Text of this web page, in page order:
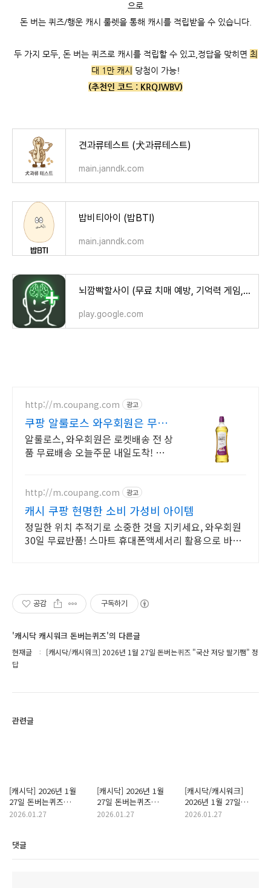
으로
돈 버는 퀴즈/행운 캐시 룰렛을 통해 캐시를 적립받을 수 있습니다.
두 가지 모두, 돈 버는 퀴즈로 캐시를 적립할 수 있고, 정답을 맞히면 최
대 1만 캐시
당첨이 가능!
(추천인 코드 : KRQJWBV)
견과류테스트 (犬과류테스트)
main.janndk.com
밥비티아이 (밥BTI)
main.janndk.com
뇌깜빡할사이 (무료 치매 예방, 기억력 게임, 뇌훈련) - Google Play 앱
play.google.com
http://m.coupang.com 광고
쿠팡 알룰로스 와우회원은 무제
한 무료 배송
알룰로스, 와우회원은 로켓배송 전 상
품 무료배송 오늘주문 내일도착! 꼭
http://m.coupang.com 광고
캐시 쿠팡 현명한 소비 가성비 아이템
정밀한 위치 추적기로 소중한 것을 지키세요, 와우회원
30일 무료반품! 스마트 휴대폰액세서리 활용으로 바쁜
공감 구독하기
'캐시닥 캐시워크 돈버는퀴즈'의 다른글
현재글
[캐시닥/캐시워크] 2026년 1월 27일 돈버는퀴즈 "국산 저당 딸기쨈" 정
답
관련글
[캐시닥] 2026년 1월
27일 돈버는퀴즈
"푸드루트 활력비타민B"
2026.01.27
[캐시닥] 2026년 1월
27일 돈버는퀴즈
"G라이브 갤럭시북"
2026.01.27
[캐시닥/캐시워크]
2026년 1월 27일
돈버는퀴즈
2026.01.27
댓글